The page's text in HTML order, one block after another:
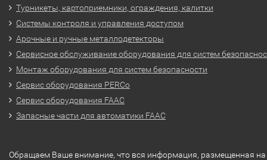
Турникеты, картоприемники, ограждения, калитки
Системы контроля и управления доступом
Арочные и ручные металлодетекторы
Сервисное обслуживание оборудования для систем
Монтаж оборудования для систем безопасности
Сервис оборудования PERCo
Сервис оборудования FAAC
Запасные части для автоматики FAAC
Обращаем Ваше внимание, что вся информация, размещенная на